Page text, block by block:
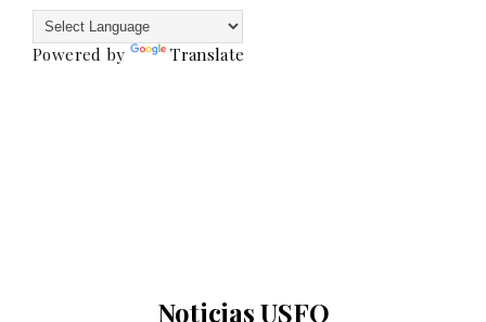
Powered by Translate
Noticias USFQ